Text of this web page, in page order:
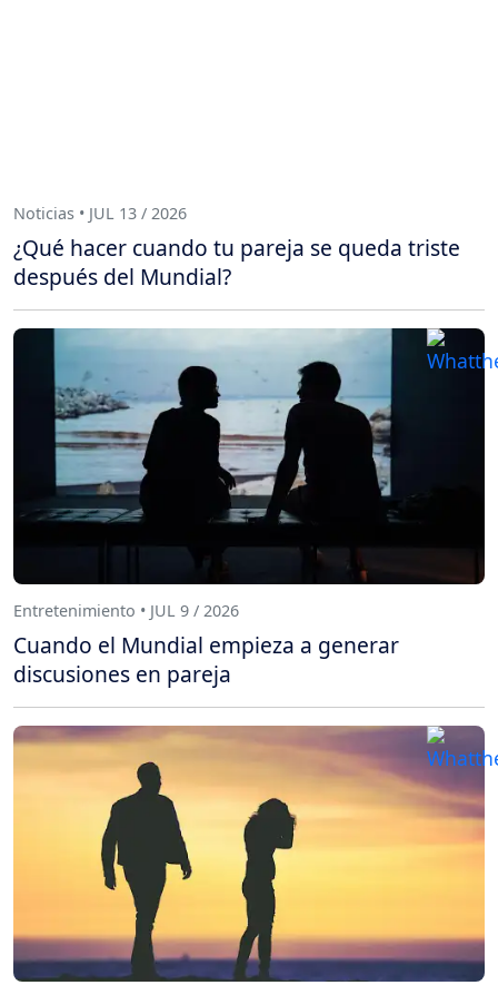
Noticias • JUL 13 / 2026
¿Qué hacer cuando tu pareja se queda triste
después del Mundial?
Entretenimiento • JUL 9 / 2026
Cuando el Mundial empieza a generar
discusiones en pareja